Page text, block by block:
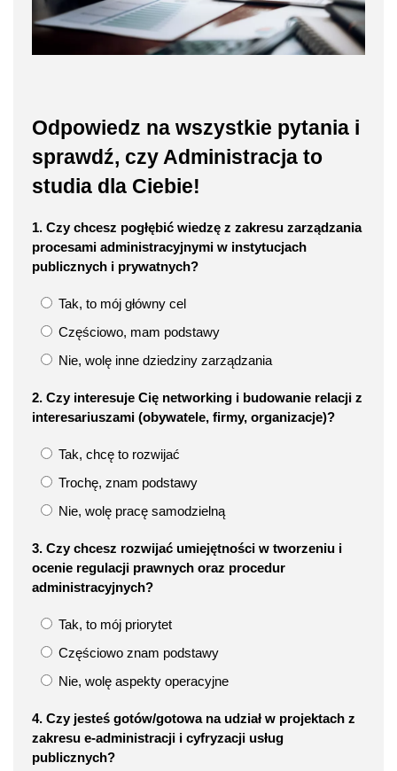
Odpowiedz na wszystkie pytania i
sprawdź, czy Administracja to
studia dla Ciebie!
1. Czy chcesz pogłębić wiedzę z zakresu zarządzania
procesami administracyjnymi w instytucjach
publicznych i prywatnych?
Tak, to mój główny cel
Częściowo, mam podstawy
Nie, wolę inne dziedziny zarządzania
2. Czy interesuje Cię networking i budowanie relacji z
interesariuszami (obywatele, firmy, organizacje)?
Tak, chcę to rozwijać
Trochę, znam podstawy
Nie, wolę pracę samodzielną
3. Czy chcesz rozwijać umiejętności w tworzeniu i
ocenie regulacji prawnych oraz procedur
administracyjnych?
Tak, to mój priorytet
Częściowo znam podstawy
Nie, wolę aspekty operacyjne
4. Czy jesteś gotów/gotowa na udział w projektach z
zakresu e-administracji i cyfryzacji usług
publicznych?